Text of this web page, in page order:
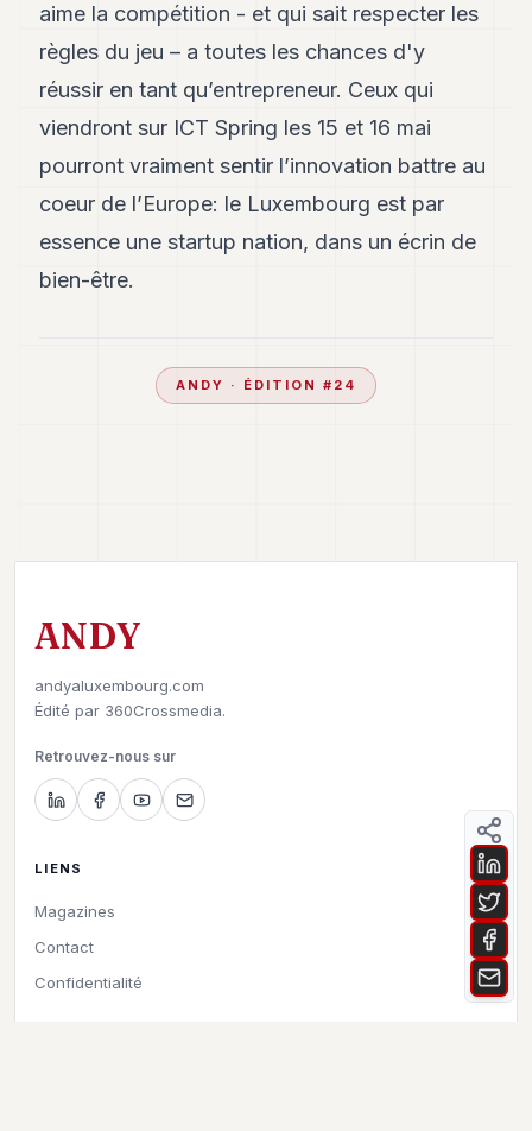
aime la compétition - et qui sait respecter les
règles du jeu – a toutes les chances d'y
réussir en tant qu’entrepreneur. Ceux qui
viendront sur ICT Spring les 15 et 16 mai
pourront vraiment sentir l’innovation battre au
coeur de l’Europe: le Luxembourg est par
essence une startup nation, dans un écrin de
bien-être.
ANDY · ÉDITION # 24
ANDY
andyaluxembourg.com
Édité par 360Crossmedia.
Retrouvez-nous sur
LIENS
Magazines
Contact
Confidentialité